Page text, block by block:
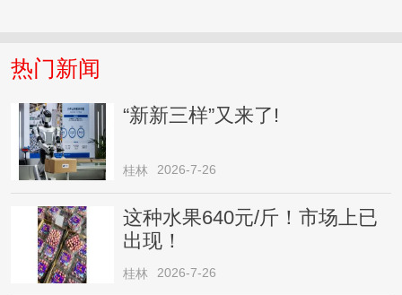
热门新闻
“新新三样”又来了!
桂林 2026-7-26
这种水果640元/斤！市场上已
出现！
桂林 2026-7-26